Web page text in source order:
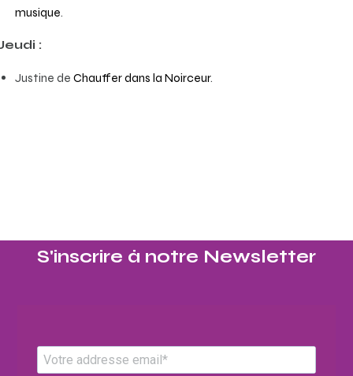
musique.
:
Justine de Chauffer dans la Noirceur.
S'inscrire à notre Newsletter​